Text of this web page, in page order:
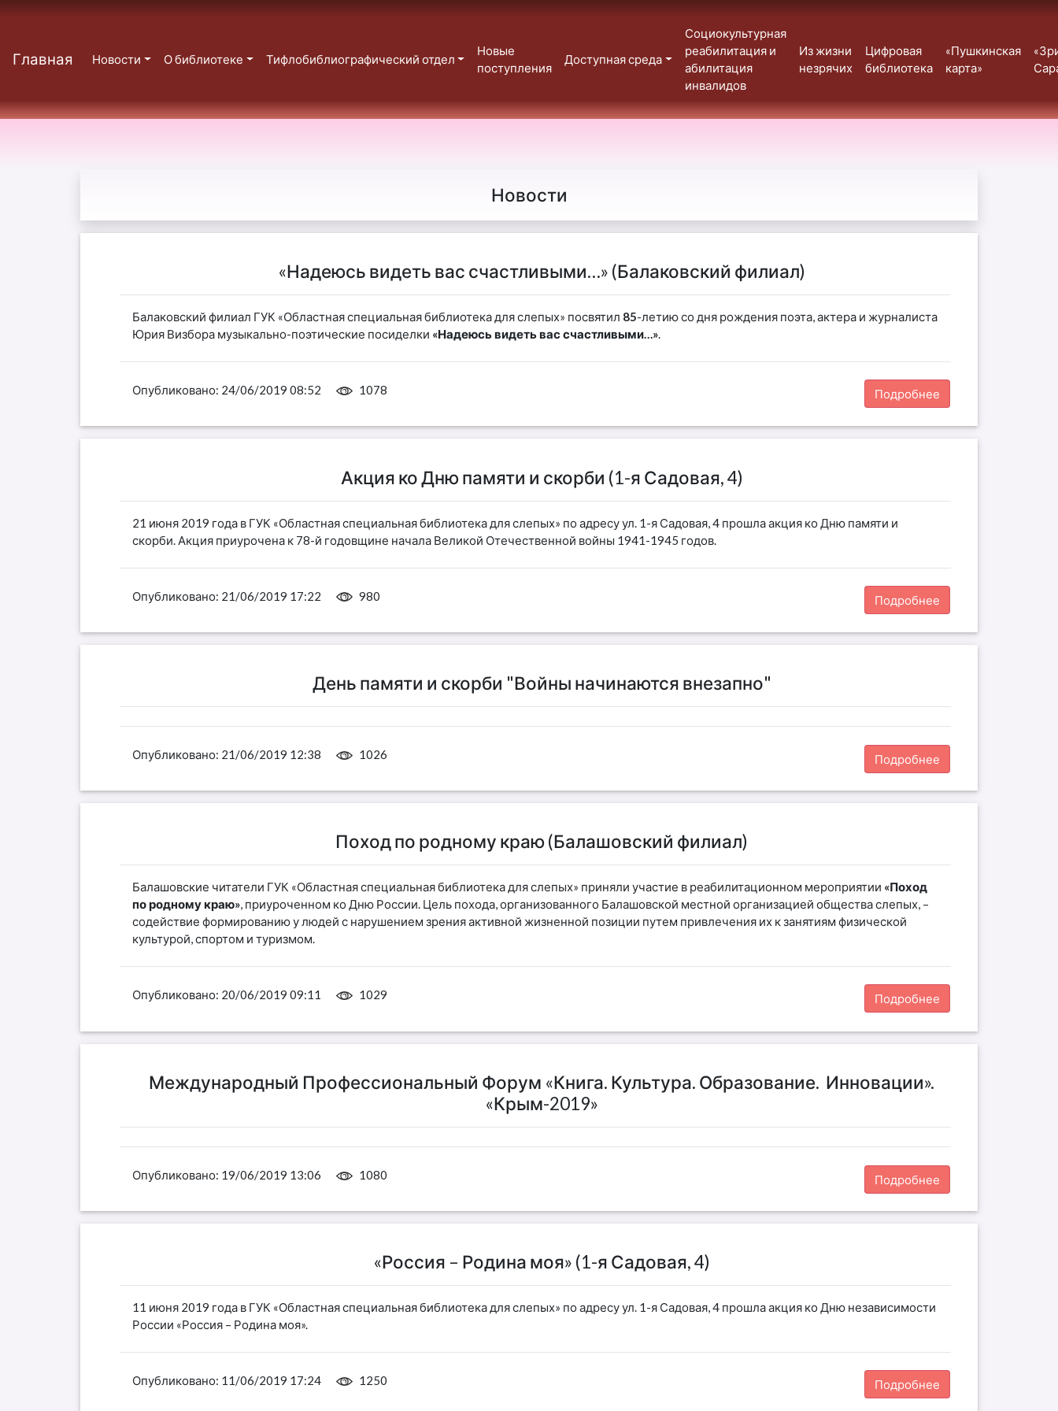
Главная Новости О библиотеке Тифлобиблиографический отдел
Новые
поступления
Доступная среда
Социокультурная
реабилитация и
абилитация
инвалидов
Из жизни
незрячих
Цифровая
библиотека
«Пушкинская
карта»
Новости
«Надеюсь видеть вас счастливыми…» (Балаковский филиал)
Балаковский филиал ГУК «Областная специальная библиотека для слепых» посвятил 85-летию со дня рождения поэта, актера и журналиста
Юрия Визбора музыкально-поэтические посиделки «Надеюсь видеть вас счастливыми…».
Опубликовано: 24/06/2019 08:52 1078 Подробнее
Акция ко Дню памяти и скорби (1-я Садовая, 4)
21 июня 2019 года в ГУК «Областная специальная библиотека для слепых» по адресу ул. 1-я Садовая, 4 прошла акция ко Дню памяти и
скорби. Акция приурочена к 78-й годовщине начала Великой Отечественной войны 1941-1945 годов.
Опубликовано: 21/06/2019 17:22 980 Подробнее
День памяти и скорби "Войны начинаются внезапно"
Опубликовано: 21/06/2019 12:38 1026 Подробнее
Поход по родному краю (Балашовский филиал)
Балашовские читатели ГУК «Областная специальная библиотека для слепых» приняли участие в реабилитационном мероприятии «Поход
по родному краю», приуроченном ко Дню России. Цель похода, организованного Балашовской местной организацией общества слепых, –
содействие формированию у людей с нарушением зрения активной жизненной позиции путем привлечения их к занятиям физической
культурой, спортом и туризмом.
Опубликовано: 20/06/2019 09:11 1029 Подробнее
Международный Профессиональный Форум «Книга. Культура. Образование. Инновации».
«Крым-2019»
Опубликовано: 19/06/2019 13:06 1080 Подробнее
«Россия – Родина моя» (1-я Садовая, 4)
11 июня 2019 года в ГУК «Областная специальная библиотека для слепых» по адресу ул. 1-я Садовая, 4 прошла акция ко Дню независимости
России «Россия – Родина моя».
Опубликовано: 11/06/2019 17:24 1250 Подробнее